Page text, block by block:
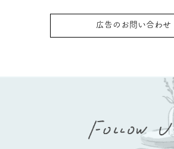
広告のお問い合わせ